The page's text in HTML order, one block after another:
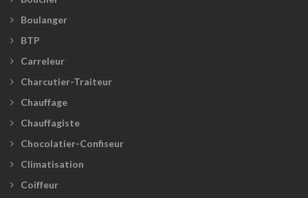
Boulanger
BTP
Carreleur
Charcutier-Traiteur
Chauffage
Chauffagiste
Chocolatier-Confiseur
Climatisation
Coiffeur